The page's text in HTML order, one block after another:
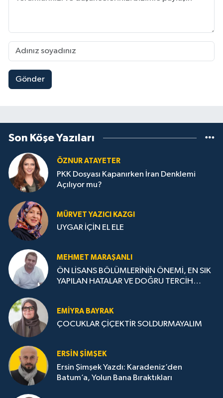
Gönder
Son Köşe Yazıları
ÖZNUR ATAYETER
PKK Dosyası Kapanırken İran Denklemi
Açılıyor mu?
MÜRVET YAZICI KAZGI
UYGAR İÇİN EL ELE
MEHMET MARAŞANLI
ÖN LİSANS BÖLÜMLERİNİN ÖNEMİ, EN SIK
YAPILAN HATALAR VE DOĞRU TERCİH
EMIYRA BAYRAK
ÇOCUKLAR ÇİÇEKTİR SOLDURMAYALIM
ERSIN ŞIMŞEK
Ersin Şimşek Yazdı: Karadeniz’den
Batum’a, Yolun Bana Bıraktıkları